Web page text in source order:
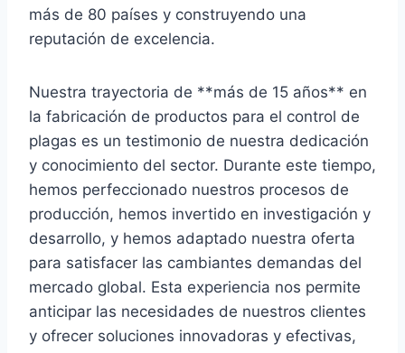
más de 80 países y construyendo una
reputación de excelencia.
Nuestra trayectoria de **más de 15 años** en
la fabricación de productos para el control de
plagas es un testimonio de nuestra dedicación
y conocimiento del sector. Durante este tiempo,
hemos perfeccionado nuestros procesos de
producción, hemos invertido en investigación y
desarrollo, y hemos adaptado nuestra oferta
para satisfacer las cambiantes demandas del
mercado global. Esta experiencia nos permite
anticipar las necesidades de nuestros clientes
y ofrecer soluciones innovadoras y efectivas,